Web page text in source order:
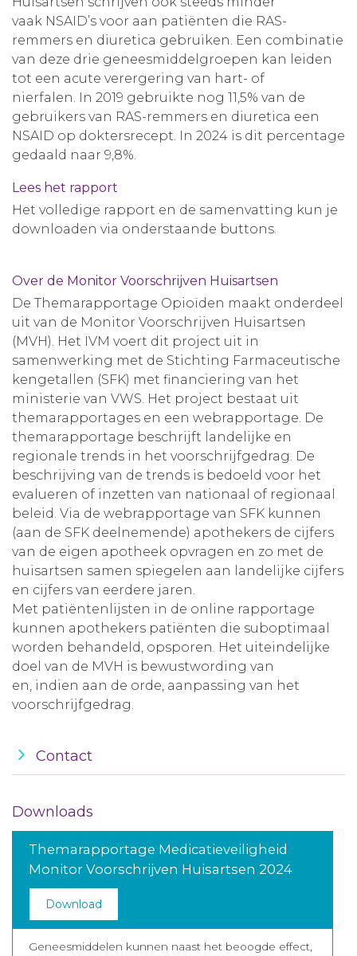
vaak NSAID’s voor aan patiënten die RAS-
remmers en diuretica gebruiken. Een combinatie
van deze drie geneesmiddelgroepen kan leiden
tot een acute verergering van hart- of
nierfalen. In 2019 gebruikte nog 11,5% van de
gebruikers van RAS-remmers en diuretica een
NSAID op doktersrecept. In 2024 is dit percentage
gedaald naar 9,8%.
Lees het rapport
Het volledige rapport en de samenvatting kun je
downloaden via onderstaande buttons.
Over de Monitor Voorschrijven Huisartsen
De Themarapportage Opioïden maakt onderdeel
uit van de Monitor Voorschrijven Huisartsen
(MVH). Het IVM voert dit project uit in
samenwerking met de Stichting Farmaceutische
kengetallen (SFK) met financiering van het
ministerie van VWS. Het project bestaat uit
themarapportages en een webrapportage. De
themarapportage beschrijft landelijke en
regionale trends in het voorschrijfgedrag. De
beschrijving van de trends is bedoeld voor het
evalueren of inzetten van nationaal of regionaal
beleid. Via de webrapportage van SFK kunnen
(aan de SFK deelnemende) apothekers de cijfers
van de eigen apotheek opvragen en zo met de
huisartsen samen spiegelen aan landelijke cijfers
en cijfers van eerdere jaren.
Met patiëntenlijsten in de online rapportage
kunnen apothekers patiënten die suboptimaal
worden behandeld, opsporen. Het uiteindelijke
doel van de MVH is bewustwording van
en, indien aan de orde, aanpassing van het
voorschrijfgedrag.
Contact
Downloads
Themarapportage Medicatieveiligheid
Monitor Voorschrijven Huisartsen 2024
Download
Geneesmiddelen kunnen naast het beoogde effect,